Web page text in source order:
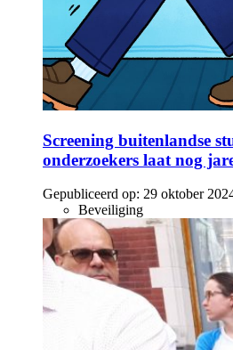
Screening buitenlandse
onderzoekers laat nog
Gepubliceerd op: 29 oktober
Beveiliging